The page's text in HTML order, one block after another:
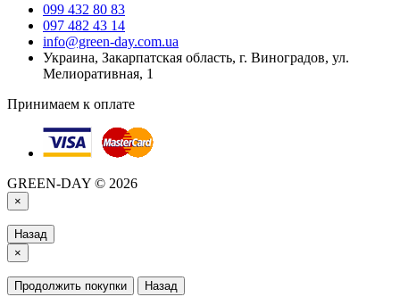
099 432 80 83
097 482 43 14
info@green-day.com.ua
Украина, Закарпатская область, г. Виноградов, ул.
Мелиоративная, 1
Принимаем к оплате
GREEN-DAY © 2026
×
Назад
×
Продолжить покупки Назад